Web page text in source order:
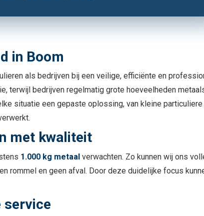
in Boom
als bedrijven bij een veilige, efficiënte en
terwijl bedrijven regelmatig grote hoeveelheden
situatie een gepaste oplossing, van kleine
met kwaliteit
1.000 kg metaal verwachten. Zo kunnen wij ons
rommel en geen afval. Door deze duidelijke focus
service